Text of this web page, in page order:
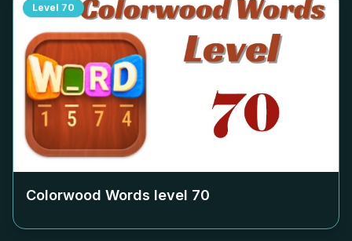
Level 70
Colorwood Words level 70